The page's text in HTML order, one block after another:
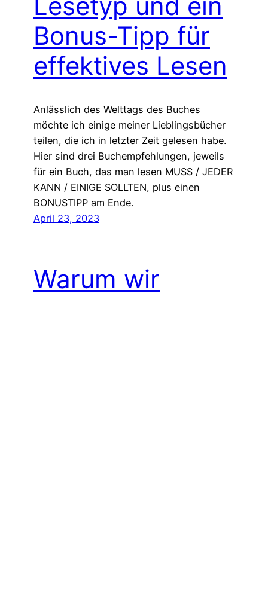
Bonus-Tipp für
effektives Lesen
Anlässlich des Welttags des Buches
möchte ich einige meiner Lieblingsbücher
teilen, die ich in letzter Zeit gelesen habe.
Hier sind drei Buchempfehlungen, jeweils
für ein Buch, das man lesen MUSS / JEDER
KANN / EINIGE SOLLTEN, plus einen
BONUSTIPP am Ende.
April 23, 2023
Warum wir